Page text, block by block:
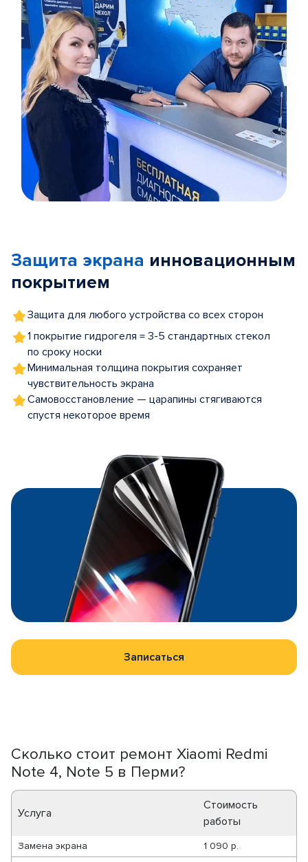
5
Защита экрана инновационным
покрытием
Защита для любого устройства со всех сторон
1 покрытие гидрогеля = 3-5 стандартных стекол
по сроку носки
Минимальная толщина покрытия сохраняет
чувствительность экрана
Самовосстановление — царапины стягиваются
спустя некоторое время
Записаться
Сколько стоит ремонт Xiaomi Redmi
Note 4, Note 5 в Перми?
Услуга
Стоимость
работы
Замена экрана
1 090 р.